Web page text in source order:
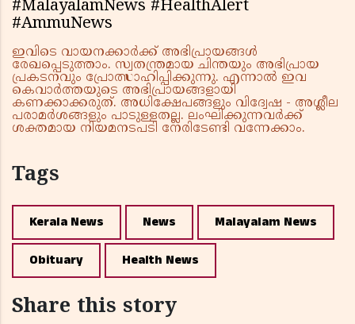
#MalayalamNews #HealthAlert
#AmmuNews
ഇവിടെ വായനക്കാർക്ക് അഭിപ്രായങ്ങൾ
രേഖപ്പെടുത്താം. സ്വതന്ത്രമായ ചിന്തയും അഭിപ്രായ
പ്രകടനവും പ്രോത്സാഹിപ്പിക്കുന്നു. എന്നാൽ ഇവ
കെവാർത്തയുടെ അഭിപ്രായങ്ങളായി
കണക്കാക്കരുത്. അധിക്ഷേപങ്ങളും വിദ്വേഷ - അശ്ലീല
പരാമർശങ്ങളും പാടുള്ളതല്ല. ലംഘിക്കുന്നവർക്ക്
ശക്തമായ നിയമനടപടി നേരിടേണ്ടി വന്നേക്കാം.
Tags
Kerala News News Malayalam News
Obituary Health News
Share this story